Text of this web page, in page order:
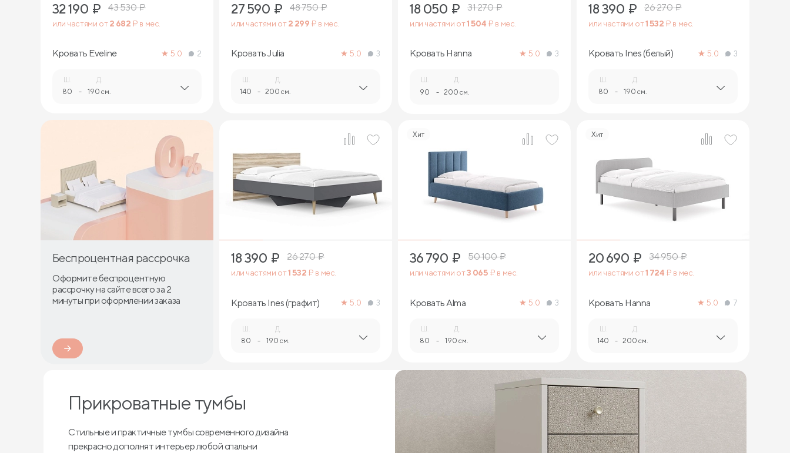
32 190 ₽ 43 530₽
или частями от2 682 ₽ в мес.
Кровать Eveline 5.0 2
Ш.
80 -
Д.
190 см.
27 590 ₽ 48 750₽
или частями от2 299 ₽ в мес.
Кровать Julia 5.0 3
Ш.
140 -
Д.
200 см.
18 050 ₽ 31 270₽
или частями от1 504 ₽ в мес.
Кровать Hanna 5.0 3
Ш.
90 -
Д.
200 см.
18 390 ₽ 26 270₽
или частями от1 532 ₽ в мес.
Кровать Ines (белый) 5.0 3
Ш.
80 -
Д.
190 см.
Беспроцентная рассрочка
Оформите беспроцентную
рассрочку на сайте всего за 2
минуты при оформлении заказа
2
18 390 ₽ 26 270₽
или частями от1 532 ₽ в мес.
Кровать Ines (графит) 5.0 3
80 -
Д.
190 см.
Хит
3
36 790 ₽ 50 100₽
или частями от3 065 ₽ в мес.
Кровать Alma 5.0 3
80 -
Д.
190 см.
Хит
6
20 690 ₽ 34 950₽
или частями от1 724 ₽ в мес.
Кровать Hanna 5.0 7
140 -
Д.
200 см.
Прикроватные тумбы
Стильные и практичные тумбы современного дизайна
прекрасно дополнят интерьер любой спальни